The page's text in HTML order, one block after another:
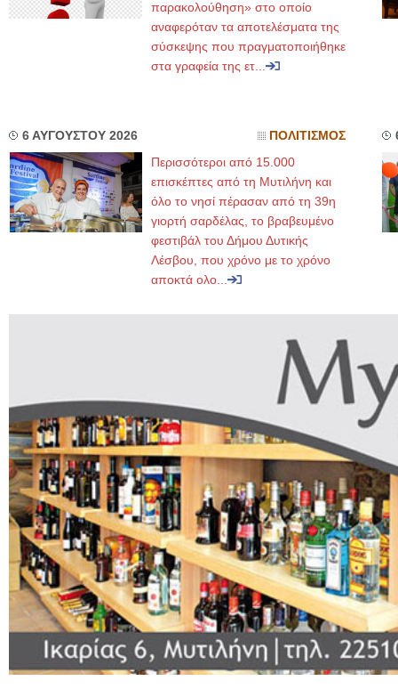
παρακολούθηση» στο οποίο
αναφερόταν τα αποτελέσματα της
σύσκεψης που πραγματοποιήθηκε
στα γραφεία της ετ...
6 ΑΥΓΟΥΣΤΟΥ 2026 ΠΟΛΙΤΙΣΜΟΣ
Περισσότεροι από 15.000
επισκέπτες από τη Μυτιλήνη και
όλο το νησί πέρασαν από τη 39η
γιορτή σαρδέλας, το βραβευμένο
φεστιβάλ του Δήμου Δυτικής
Λέσβου, που χρόνο με το χρόνο
αποκτά ολο...